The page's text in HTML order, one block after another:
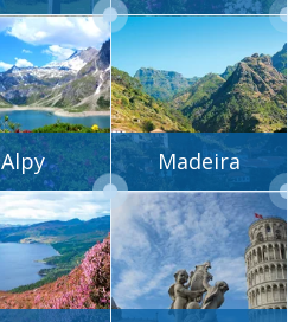
Alpy Madeira